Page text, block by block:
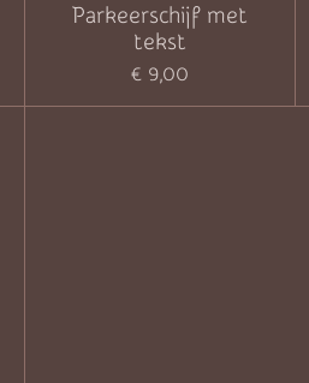
Parkeerschijf met
tekst
€ 9,00